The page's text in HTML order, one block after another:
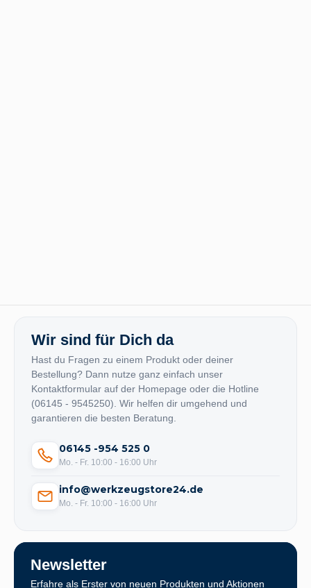
Wir sind für Dich da
Hast du Fragen zu einem Produkt oder deiner
Bestellung? Dann nutze ganz einfach unser
Kontaktformular auf der Homepage oder die Hotline
(06145 - 9545250). Wir helfen dir umgehend und
garantieren die besten Beratung.
06145 -954 525 0
Mo. - Fr. 10:00 - 16:00 Uhr
info@werkzeugstore24.de
Mo. - Fr. 10:00 - 16:00 Uhr
Newsletter
Erfahre als Erster von neuen Produkten und Aktionen